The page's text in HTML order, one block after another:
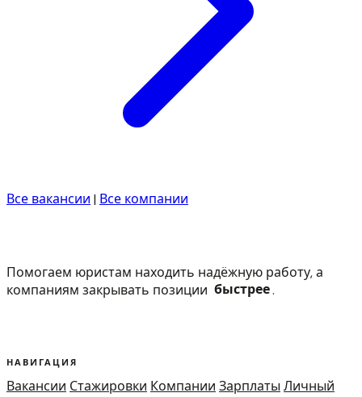
Все вакансии | Все компании
Помогаем юристам находить надёжную работу, а
компаниям закрывать позиции быстрее.
НАВИГАЦИЯ
Вакансии Стажировки Компании Зарплаты Личный